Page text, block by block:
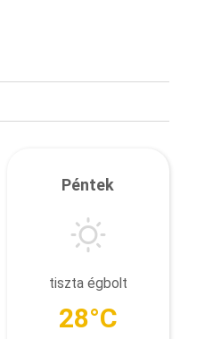
Péntek
tiszta égbolt
28°C